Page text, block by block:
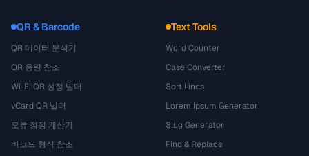
QR & Barcode
QR 데이터 분석기
QR 용량 참조
Wi-Fi QR 설정 빌더
vCard QR 빌더
오류 정정 계산기
바코드 형식 참조
Text Tools
Word Counter
Case Converter
Sort Lines
Lorem Ipsum Generator
Slug Generator
Find & Replace